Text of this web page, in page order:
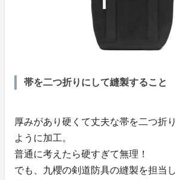
帯を二つ折りにして縫製すること
厚みがあり硬くて丈夫な帯を二つ折
ように加工。
普通に考えたら硬すぎて無理！
でも、九櫻の剣道防具の縫製を担当